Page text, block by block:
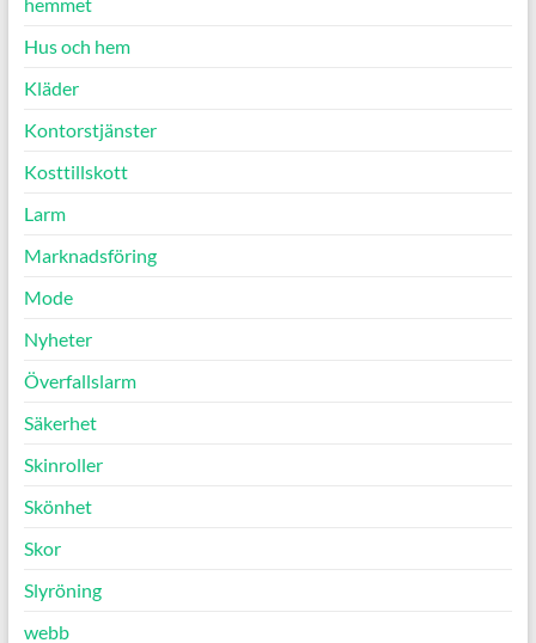
Hus och hem
Kläder
Kontorstjänster
Kosttillskott
Larm
Marknadsföring
Mode
Nyheter
Överfallslarm
Säkerhet
Skinroller
Skönhet
Skor
Slyröning
webb